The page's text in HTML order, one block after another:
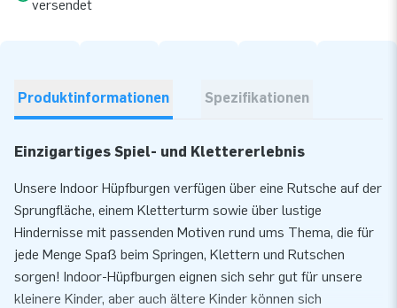
versendet
Produktinformationen Spezifikationen
Einzigartiges Spiel- und Klettererlebnis
Unsere Indoor Hüpfburgen verfügen über eine Rutsche auf der
Sprungfläche, einem Kletterturm sowie über lustige
Hindernisse mit passenden Motiven rund ums Thema, die für
jede Menge Spaß beim Springen, Klettern und Rutschen
sorgen! Indoor-Hüpfburgen eignen sich sehr gut für unsere
kleinere Kinder, aber auch ältere Kinder können sich